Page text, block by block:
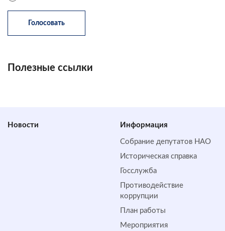
Полезные ссылки
Новости Информация
Собрание депутатов НАО
Историческая справка
Госслужба
Противодействие
коррупции
План работы
Мероприятия